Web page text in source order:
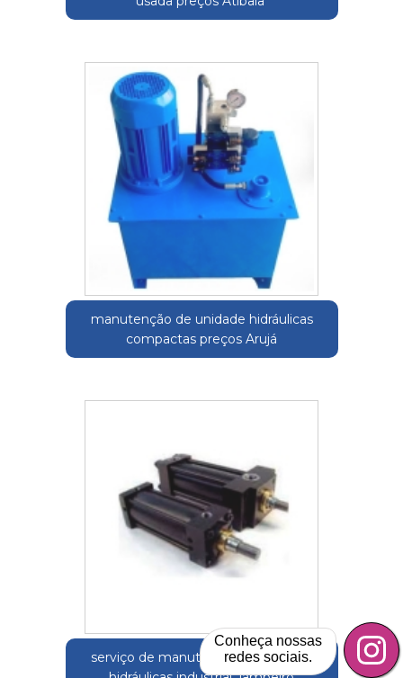
manutenção de unidade hidráulicas
compactas preços Arujá
serviço de manutenção de unidade
Conheça nossas
redes sociais.